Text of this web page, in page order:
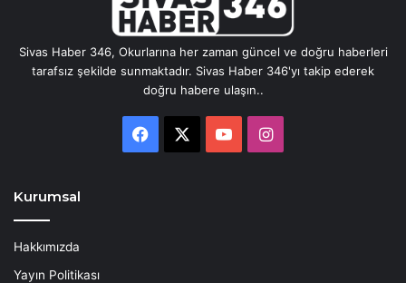
Sivas Haber 346, Okurlarına her zaman güncel ve doğru haberleri
tarafsız şekilde sunmaktadır. Sivas Haber 346'yı takip ederek
doğru habere ulaşın..
Facebook YouTubeInstagram
Kurumsal
Hakkımızda
Yayın Politikası